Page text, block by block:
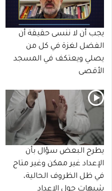
يجب أن لا ننسى حقيقة أن
الفضل لغزة في كل من
يصلي ويعتكف في المسجد
الأقصى
يطرح البعض سؤال بأن
الإعداد غير ممكن وغير متاح
في ظل الظروف الحالية،